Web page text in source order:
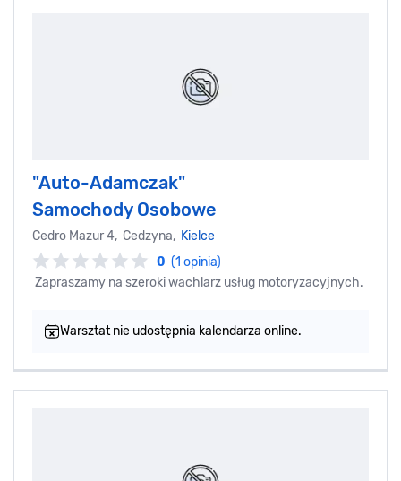
"Auto-Adamczak"
Samochody Osobowe
Cedro Mazur 4, Cedzyna, Kielce
0 (1 opinia)
Zapraszamy na szeroki wachlarz usług motoryzacyjnych.
Warsztat nie udostępnia kalendarza online.